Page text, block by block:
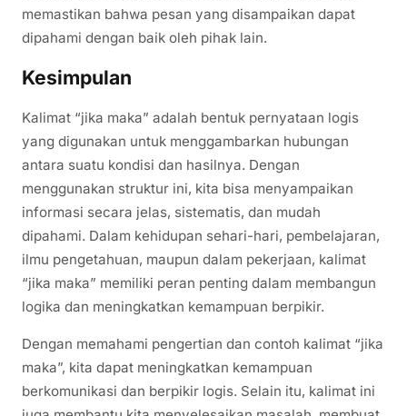
memastikan bahwa pesan yang disampaikan dapat
dipahami dengan baik oleh pihak lain.
Kesimpulan
Kalimat “jika maka” adalah bentuk pernyataan logis
yang digunakan untuk menggambarkan hubungan
antara suatu kondisi dan hasilnya. Dengan
menggunakan struktur ini, kita bisa menyampaikan
informasi secara jelas, sistematis, dan mudah
dipahami. Dalam kehidupan sehari-hari, pembelajaran,
ilmu pengetahuan, maupun dalam pekerjaan, kalimat
“jika maka” memiliki peran penting dalam membangun
logika dan meningkatkan kemampuan berpikir.
Dengan memahami pengertian dan contoh kalimat “jika
maka”, kita dapat meningkatkan kemampuan
berkomunikasi dan berpikir logis. Selain itu, kalimat ini